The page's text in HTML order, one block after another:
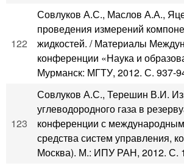
122
Совлуков А.С., Маслов А.А.,
проведения измерений
жидкостей. / Материалы
конференции «Наука и
Мурманск: МГТУ, 2012. С. 937-
123
Совлуков А.С., Терешин В.И.
углеводородного газа в
конференции с
средства систем управления,
Москва). М.: ИПУ РАН, 2012. С.